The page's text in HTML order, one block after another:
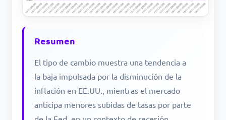
Resumen
El tipo de cambio muestra una tendencia a
la baja impulsada por la disminución de la
inflación en EE.UU., mientras el mercado
anticipa menores subidas de tasas por parte